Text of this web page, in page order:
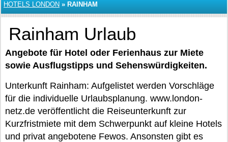
HOTELS LONDON » RAINHAM
Rainham Urlaub
Angebote für Hotel oder Ferienhaus zur Miete
sowie Ausflugstipps und Sehenswürdigkeiten.
Unterkunft Rainham: Aufgelistet werden Vorschläge
für die individuelle Urlaubsplanung. www.london-
netz.de veröffentlicht die Reiseunterkunft zur
Kurzfristmiete mit dem Schwerpunkt auf kleine Hotels
und privat angebotene Fewos. Ansonsten gibt es